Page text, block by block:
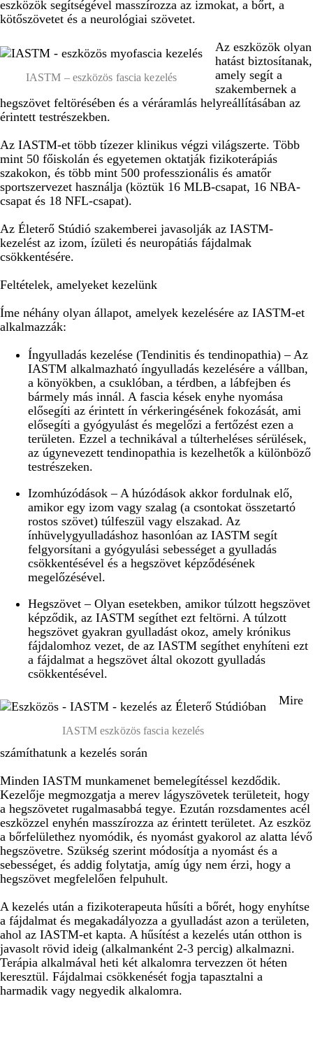
eszközök segítségével masszírozza az izmokat, a bőrt, a
kötőszövetet és a neurológiai szövetet.
IASTM – eszközös fascia kezelés
Az eszközök olyan
hatást biztosítanak,
amely segít a
szakembernek a
hegszövet feltörésében és a véráramlás helyreállításában az
érintett testrészekben.
Az IASTM-et több tízezer klinikus végzi világszerte. Több
mint 50 főiskolán és egyetemen oktatják fizikoterápiás
szakokon, és több mint 500 professzionális és amatőr
sportszervezet használja (köztük 16 MLB-csapat, 16 NBA-
csapat és 18 NFL-csapat).
Az Életerő Stúdió szakemberei javasolják az IASTM-
kezelést az izom, ízületi és neuropátiás fájdalmak
csökkentésére.
Feltételek, amelyeket kezelünk
Íme néhány olyan állapot, amelyek kezelésére az IASTM-et
alkalmazzák:
Íngyulladás kezelése (Tendinitis és tendinopathia) – Az
IASTM alkalmazható íngyulladás kezelésére a vállban,
a könyökben, a csuklóban, a térdben, a lábfejben és
bármely más innál. A fascia kések enyhe nyomása
elősegíti az érintett ín vérkeringésének fokozását, ami
elősegíti a gyógyulást és megelőzi a fertőzést ezen a
területen. Ezzel a technikával a túlterheléses sérülések,
az úgynevezett tendinopathia is kezelhetők a különböző
testrészeken.
Izomhúzódások – A húzódások akkor fordulnak elő,
amikor egy izom vagy szalag (a csontokat összetartó
rostos szövet) túlfeszül vagy elszakad. Az
ínhüvelygyulladáshoz hasonlóan az IASTM segít
felgyorsítani a gyógyulási sebességet a gyulladás
csökkentésével és a hegszövet képződésének
megelőzésével.
Hegszövet – Olyan esetekben, amikor túlzott hegszövet
képződik, az IASTM segíthet ezt feltörni. A túlzott
hegszövet gyakran gyulladást okoz, amely krónikus
fájdalomhoz vezet, de az IASTM segíthet enyhíteni ezt
a fájdalmat a hegszövet által okozott gyulladás
csökkentésével.
IASTM eszközös fascia kezelés
Mire
számíthatunk a kezelés során
Minden IASTM munkamenet bemelegítéssel kezdődik.
Kezelője megmozgatja a merev lágyszövetek területeit, hogy
a hegszövetet rugalmasabbá tegye. Ezután rozsdamentes acél
eszközzel enyhén masszírozza az érintett területet. Az eszköz
a bőrfelülethez nyomódik, és nyomást gyakorol az alatta lévő
hegszövetre. Szükség szerint módosítja a nyomást és a
sebességet, és addig folytatja, amíg úgy nem érzi, hogy a
hegszövet megfelelően felpuhult.
A kezelés után a fizikoterapeuta hűsíti a bőrét, hogy enyhítse
a fájdalmat és megakadályozza a gyulladást azon a területen,
ahol az IASTM-et kapta. A hűsítést a kezelés után otthon is
javasolt rövid ideig (alkalmanként 2-3 percig) alkalmazni.
Terápia alkalmával heti két alkalomra tervezzen öt héten
keresztül. Fájdalmai csökkenését fogja tapasztalni a
harmadik vagy negyedik alkalomra.